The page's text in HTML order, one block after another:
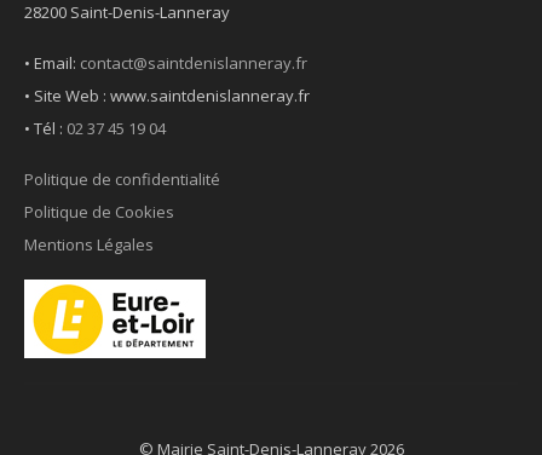
28200 Saint-Denis-Lanneray
• Email: contact@saintdenislanneray.fr
• Site Web : www.saintdenislanneray.fr
• Tél : 02 37 45 19 04
Politique de confidentialité
Politique de Cookies
Mentions Légales
© Mairie Saint-Denis-Lanneray 2026